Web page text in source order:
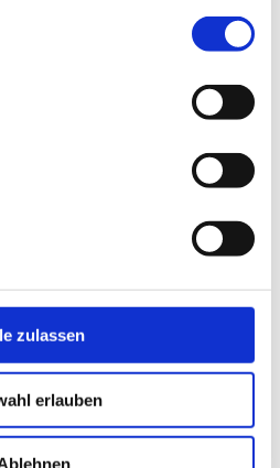
zulassen
erlauben
überweisen.
Immobilie über eine
anders dar. In
wir davon aus,
die erhöhten
von drei Prozent
darf.
betragen die